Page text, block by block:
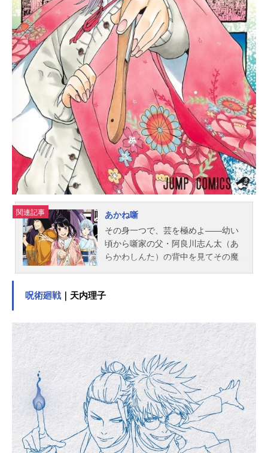
舟潮：永瀬アンナ小舟澪：白砂沙帆
南方ひづる：日笠陽子根津銀次郎：
浦山迅菱形窓：小野賢章菱形朱鷺
子：河瀬茉希菱形青銅：大塚明夫小
舟アラン：玄田哲章凸村哲：上田燿
司雁切真砂人：小西克幸小早川しお
り：釘宮理恵南方竜之介：三瓶由布
子スタッフ原作：田中靖規（集英社
ジャンプコミックス刊）監督：渡辺
歩シリーズ構成／脚本：瀬古浩司キ
ャ...
関連記事
あかね噺
その身一つで、芸を極めよ――幼い
頃から噺家の父・阿良川志ん太（あ
らかわしんた）の背中を見てその魔
打昇進をかけて挑んだ大一番の舞台
――そこには、落語界の最高位“真
打”を目指して突き進む高校生になっ
た朱音の姿があった。話芸の極致で
噺家たちが鎬を削る、本格落語もの
がたり――ここに開幕!!作品名あかね
噺放送形態TVアニメスケジュール20
26年4月4日（土）～2026年6月20日
（土）テレビ朝日系全国24局ネット
「IMAnimation」枠・BS朝日にて話
数全12話キャスト桜咲朱音：永瀬ア
呪術廻戦 ｜天内理子